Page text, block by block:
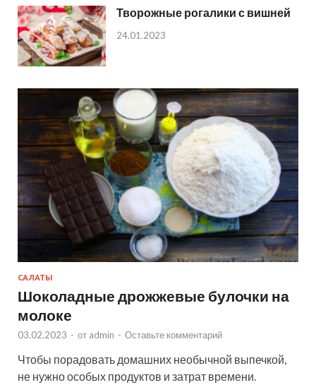
Творожные рогалики с вишней
24.01.2023
САЛАТЫ
Шоколадные дрожжевые булочки на
молоке
03.02.2023 - от admin - Оставьте комментарий
Чтобы порадовать домашних необычной выпечкой,
не нужно особых продуктов и затрат времени.